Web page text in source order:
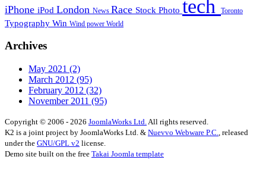
iPhone iPod London News Race Stock Photo tech Toronto
Typography Win Wind power World
Archives
May 2021 (2)
March 2012 (95)
February 2012 (32)
November 2011 (95)
Copyright © 2006 - 2026 JoomlaWorks Ltd.All rights reserved.
K2 is a joint project by JoomlaWorks Ltd. & Nuevvo Webware P.C., released
under the GNU/GPL v2 license.
Demo site built on the free Takai Joomla template